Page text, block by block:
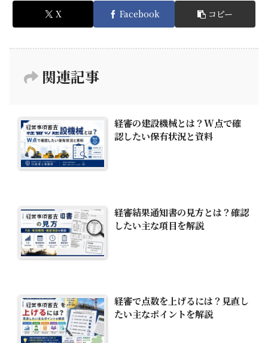
X Facebook コピー
関連記事
経営事項審査
経審の建設機械とは？W点で確
認したい保有状況と資料
経営事項審査
経審結果通知書の見方とは？確認
したい主な項目を解説
経営事項審査
経審で点数を上げるには？見直し
たい主なポイントを解説